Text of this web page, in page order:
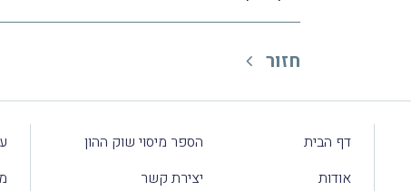
חזור
דף הבית
אודות
הספר מיסוי שוק ההון
יצירת קשר